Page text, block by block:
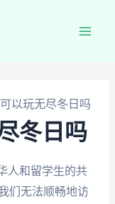
以玩无尽冬日吗
冬日吗
人和留学生的共
们无法顺畅地访